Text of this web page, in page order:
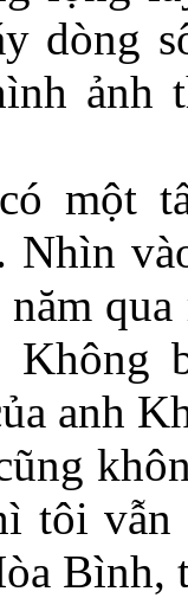
dòng
ảnh
một
Nhìn
Không
anh
tôi
Bình,